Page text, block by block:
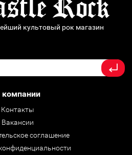
культовый рок магазин
компании
Контакты
Вакансии
соглашение